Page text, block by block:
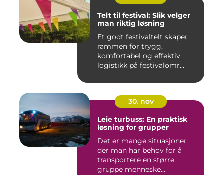
Telt til festival: Slik velger
man riktig løsning
Et godt festivaltelt skaper
rammen for trygg,
komfortabel og effektiv
logistikk på festivalomr...
30. nov
Leie turbuss: En praktisk
løsning for grupper
Det er mange situasjoner
der man har behov for å
transportere en større
gruppe menneske...